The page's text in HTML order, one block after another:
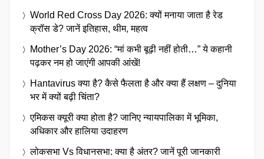
World Red Cross Day 2026: क्यों मनाया जाता है रेड
क्रॉस डे? जानें इतिहास, थीम, महत्व
Mother’s Day 2026: “मां कभी बूढ़ी नहीं होती…” ये कहानी
पढ़कर नम हो जाएंगी आपकी आंखें!
Hantavirus क्या है? कैसे फैलता है और क्या हैं लक्षण – दुनिया
भर में क्यों बढ़ी चिंता?
एमिकस क्यूरी क्या होता है? जानिए न्यायपालिका में भूमिका,
अधिकार और हालिया उदाहरण
लोकसभा Vs विधानसभा: क्या है अंतर? जानें पूरी जानकारी